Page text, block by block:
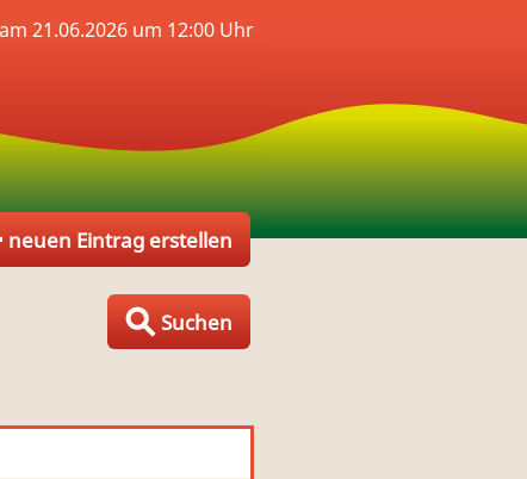
neuen Eintrag erstellen
Suchen
21.06.2026 um 12:00 Uhr